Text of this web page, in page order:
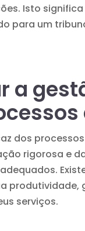
Isto
para um
a
dos
rigorosa e
adequados.
produtividade,
serviços.